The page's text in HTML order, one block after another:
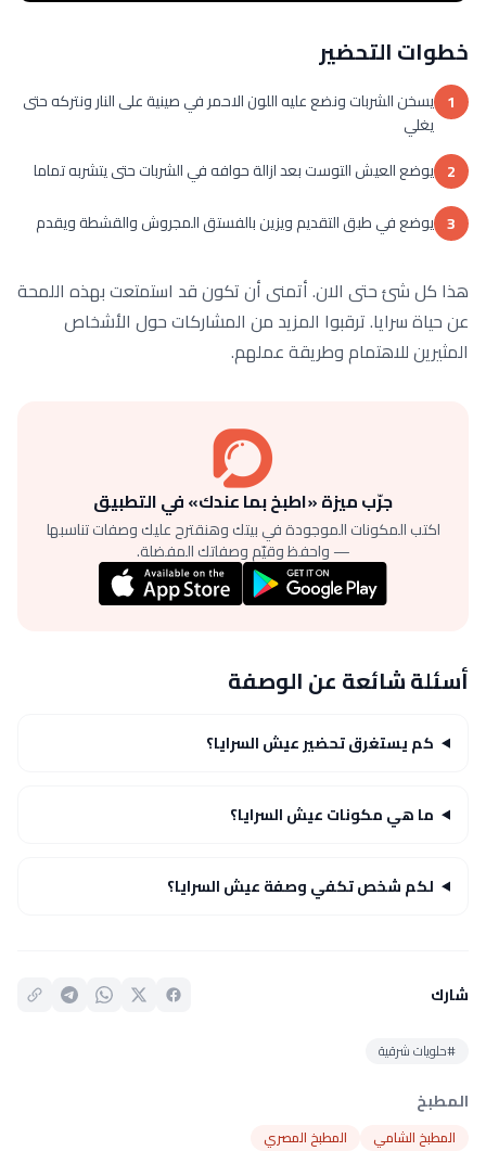
خطوات التحضير
1 يسخن الشربات ونضع عليه اللون الاحمر في صينية على النار ونتركه حتى
يغلي
2 يوضع العيش التوست بعد ازالة حوافه في الشربات حتى يتشربه تماما
3 يوضع في طبق التقديم ويزين بالفستق المجروش والقشطة ويقدم
هذا كل شئ حتى الان. أتمنى أن تكون قد استمتعت بهذه اللمحة
عن حياة سرايا. ترقبوا المزيد من المشاركات حول الأشخاص
المثيرين للاهتمام وطريقة عملهم.
جرّب ميزة «اطبخ بما عندك» في التطبيق
اكتب المكونات الموجودة في بيتك وهنقترح عليك وصفات تناسبها
— واحفظ وقيّم وصفاتك المفضلة.
أسئلة شائعة عن الوصفة
كم يستغرق تحضير عيش السرايا؟
ما هي مكونات عيش السرايا؟
لكم شخص تكفي وصفة عيش السرايا؟
شارك
#حلويات شرقية
المطبخ
المطبخ الشامي المطبخ المصري